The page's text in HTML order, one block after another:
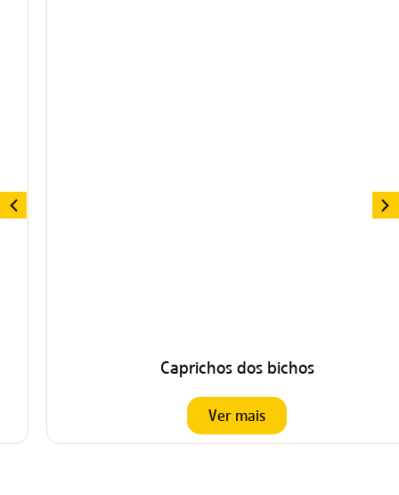
Caprichos dos bichos
Ver mais